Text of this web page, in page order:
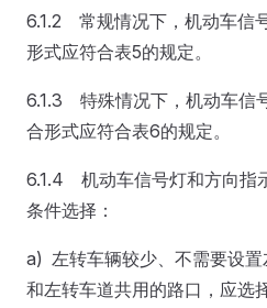
6.1.2 常规情况下，机动车信
形式应符合表5的规定。
6.1.3 特殊情况下，机动车信
合形式应符合表6的规定。
6.1.4 机动车信号灯和方向指
条件选择：
a) 左转车辆较少、不需要设
和左转车道共用的路口，应选